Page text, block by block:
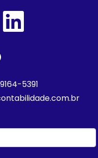
5391